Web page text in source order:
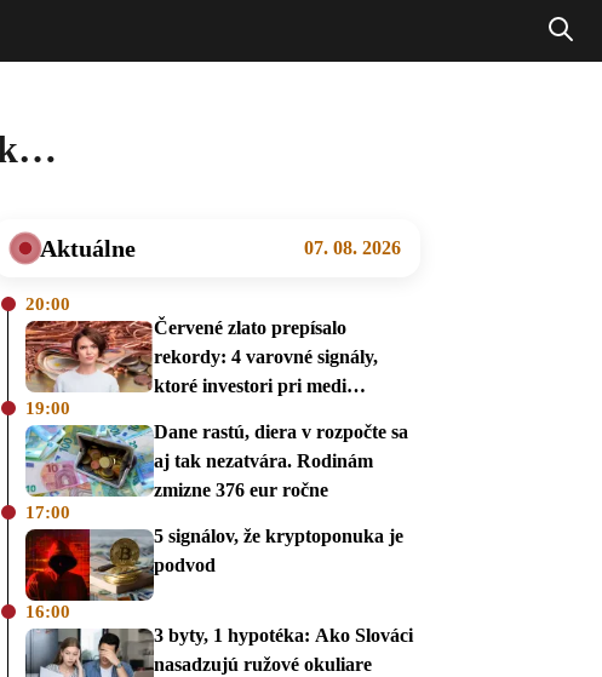
Aktuálne 07. 08. 2026
20:00
Červené zlato prepísalo
rekordy: 4 varovné signály,
ktoré investori pri medi
19:00
Dane rastú, diera v rozpočte sa
aj tak nezatvára. Rodinám
zmizne 376 eur ročne
17:00
5 signálov, že kryptoponuka je
podvod
16:00
3 byty, 1 hypotéka: Ako Slováci
nasadzujú ružové okuliare